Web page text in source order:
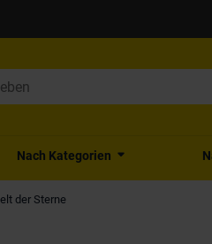
Nach Kategorien
der Sterne